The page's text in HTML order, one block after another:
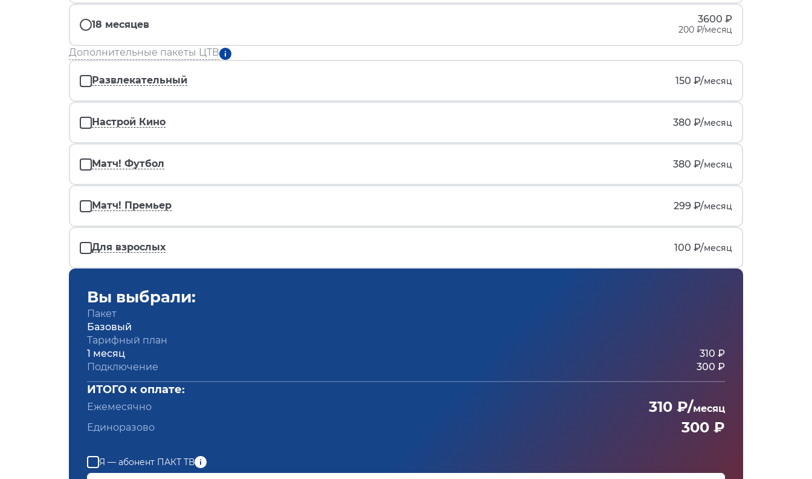
18 месяцев 3600 ₽
200 ₽/месяц
Дополнительные пакеты ЦТВ
Развлекательный 150 ₽/месяц
Настрой Кино 380 ₽/месяц
Матч! Футбол 380 ₽/месяц
Матч! Премьер 299 ₽/месяц
Для взрослых 100 ₽/месяц
Вы выбрали:
Пакет
Базовый
Тарифный план
1 месяц
310 ₽
Подключение
300 ₽
ИТОГО к оплате:
Ежемесячно 310 ₽/месяц
Единоразово
300 ₽
Я — абонент ПАКТ ТВ